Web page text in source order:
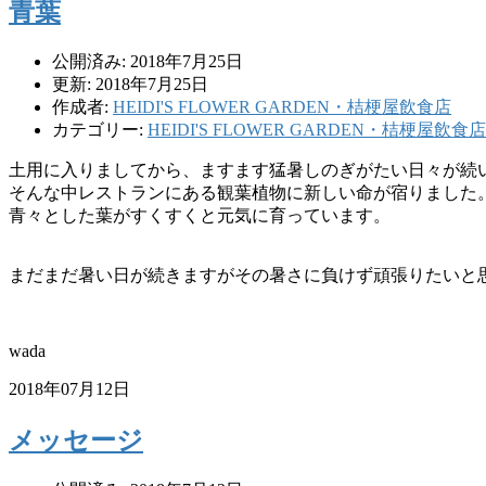
青葉
公開済み: 2018年7月25日
更新: 2018年7月25日
作成者: HEIDI'S FLOWER GARDEN・桔梗屋飲食店
カテゴリー: HEIDI'S FLOWER GARDEN・桔梗屋飲食店
土用に入りましてから、ますます猛暑しのぎがたい日々が続
そんな中レストランにある観葉植物に新しい命が宿りました。
青々とした葉がすくすくと元気に育っています。
まだまだ暑い日が続きますがその暑さに負けず頑張りたいと
wada
2018年07月12日
メッセージ